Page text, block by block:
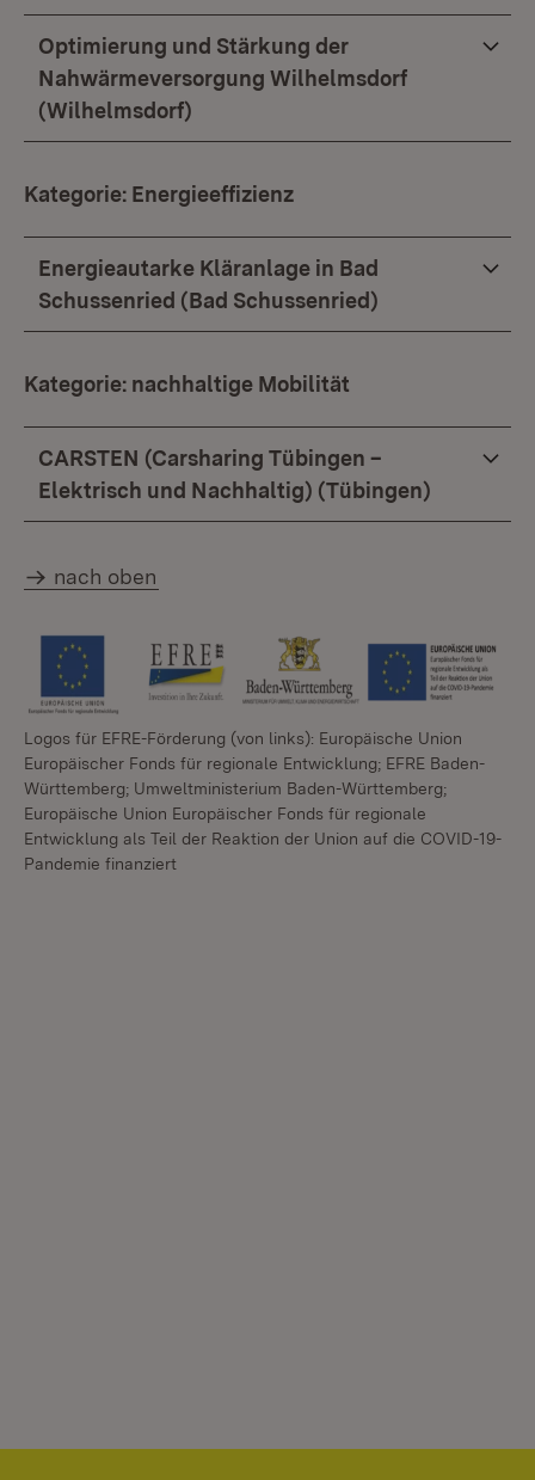
Optimierung und Stärkung der
Nahwärmeversorgung Wilhelmsdorf
(Wilhelmsdorf)
Kategorie: Energieeffizienz
Energieautarke Kläranlage in Bad
Schussenried (Bad Schussenried)
Kategorie: nachhaltige Mobilität
CARSTEN (Carsharing Tübingen –
Elektrisch und Nachhaltig) (Tübingen)
nach oben
Logos für EFRE-Förderung (von links): Europäische Union
Europäischer Fonds für regionale Entwicklung; EFRE Baden-
Württemberg; Umweltministerium Baden-Württemberg;
Europäische Union Europäischer Fonds für regionale
Entwicklung als Teil der Reaktion der Union auf die COVID-19-
Pandemie finanziert